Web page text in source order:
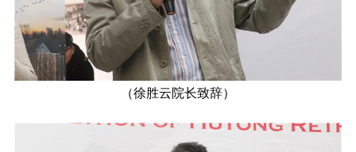
（徐胜云院长致辞）